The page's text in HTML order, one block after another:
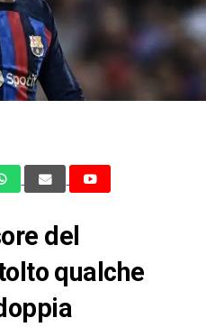
del
qualche